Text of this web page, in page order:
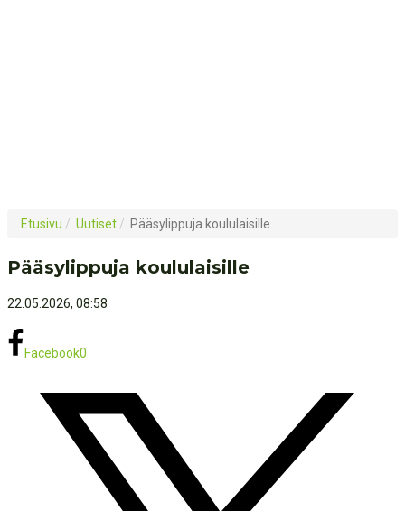
Etusivu / Uutiset / Pääsylippuja koululaisille
Pääsylippuja koululaisille
22.05.2026, 08:58
Facebook0